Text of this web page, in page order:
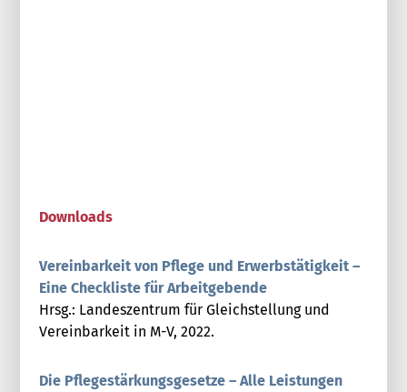
Downloads
Vereinbarkeit von Pflege und Erwerbstätigkeit –
Eine Checkliste für Arbeitgebende
Hrsg.: Landeszentrum für Gleichstellung und
Vereinbarkeit in M-V, 2022.
Die Pflegestärkungsgesetze – Alle Leistungen